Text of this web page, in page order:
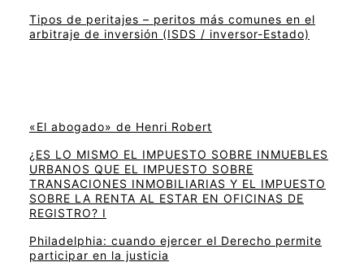
Tipos de peritajes – peritos más comunes en el
arbitraje de inversión (ISDS / inversor-Estado)
«El abogado» de Henri Robert
¿ES LO MISMO EL IMPUESTO SOBRE INMUEBLES
URBANOS QUE EL IMPUESTO SOBRE
TRANSACIONES INMOBILIARIAS Y EL IMPUESTO
SOBRE LA RENTA AL ESTAR EN OFICINAS DE
REGISTRO? I
Philadelphia: cuando ejercer el Derecho permite
participar en la justicia